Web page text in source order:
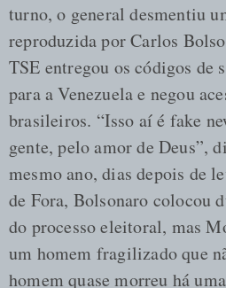
turno, o general desmentiu
reproduzida por Carlos
TSE entregou os códigos de
para a Venezuela e negou
brasileiros. “Isso aí é fake
gente, pelo amor de Deus”,
mesmo ano, dias depois de
de Fora, Bolsonaro colocou
do processo eleitoral, mas
um homem fragilizado que
homem quase morreu há